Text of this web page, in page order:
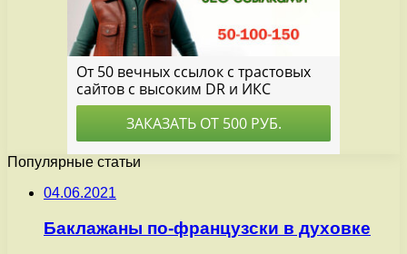
Популярные статьи
04.06.2021
Баклажаны по-французски в духовке